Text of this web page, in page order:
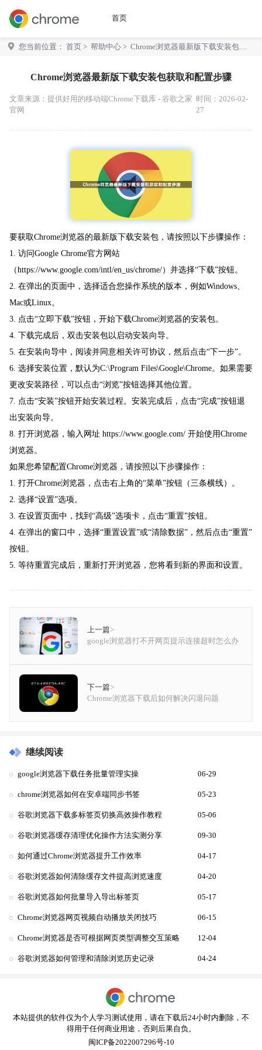
首页
您当前位置： 首页 > 帮助中心 > Chrome浏览器最新版下载安装包获
Chrome浏览器最新版下载安装包获取和配置步骤
文章来源： 提供好用的移动端Chrome下载库 - 谷歌之家
官网
时间：2026-02-
27
要获取Chrome浏览器的最新版下载安装包，请按照以下步骤操作：
1. 访问Google Chrome官方网站
（https://www.google.com/intl/en_us/chrome/）并选择“下载”按钮。
2. 在弹出的页面中，选择适合您操作系统的版本，例如Windows、
Mac或Linux。
3. 点击“立即下载”按钮，开始下载Chrome浏览器的安装包。
4. 下载完成后，双击安装包以启动安装向导。
5. 在安装向导中，阅读并同意相关许可协议，然后点击“下一步”。
6. 选择安装位置，默认为C:\Program Files\Google\Chrome。如果需要
更改安装路径，可以点击“浏览”按钮选择其他位置。
7. 点击“安装”按钮开始安装过程。安装完成后，点击“完成”按钮退
出安装向导。
8. 打开浏览器，输入网址 https://www.google.com/ 开始使用Chrome
浏览器。
如果您希望配置Chrome浏览器，请按照以下步骤操作：
1. 打开Chrome浏览器，点击右上角的“菜单”按钮（三条横线）。
2. 选择“设置”选项。
3. 在设置页面中，找到“高级”选项卡，点击“重置”按钮。
4. 在弹出的窗口中，选择“重置设置”或“清除数据”，然后点击“重置”
按钮。
5. 等待重置完成后，重新打开浏览器，您将看到新的界面和设置。
上一篇>
google浏览器打不开网页提示连接超时怎么办
下一篇>
Chrome浏览器下载后如何解决闪退问题
继续阅读
google浏览器下载任务批量管理实操 06-29
chrome浏览器如何在安卓端同步书签 05-23
谷歌浏览器下载多标签页切换高效操作教程 05-06
谷歌浏览器缓存清理优化操作方法实测分享 09-30
如何通过Chrome浏览器提升工作效率 04-17
谷歌浏览器如何清除缓存文件提高浏览速度 04-20
谷歌浏览器如何批量导入导出标签页 05-17
Chrome浏览器网页视频自动播放关闭技巧 06-15
Chrome浏览器是否可根据网页类型调整交互策略 12-04
谷歌浏览器如何管理和清除浏览历史记录 04-24
本站提供的软件仅为个人学习测试使用，请在下载后24小时内删除，不
得用于任何商业用途，否则后果自负。
闽ICP备2022007296号-10